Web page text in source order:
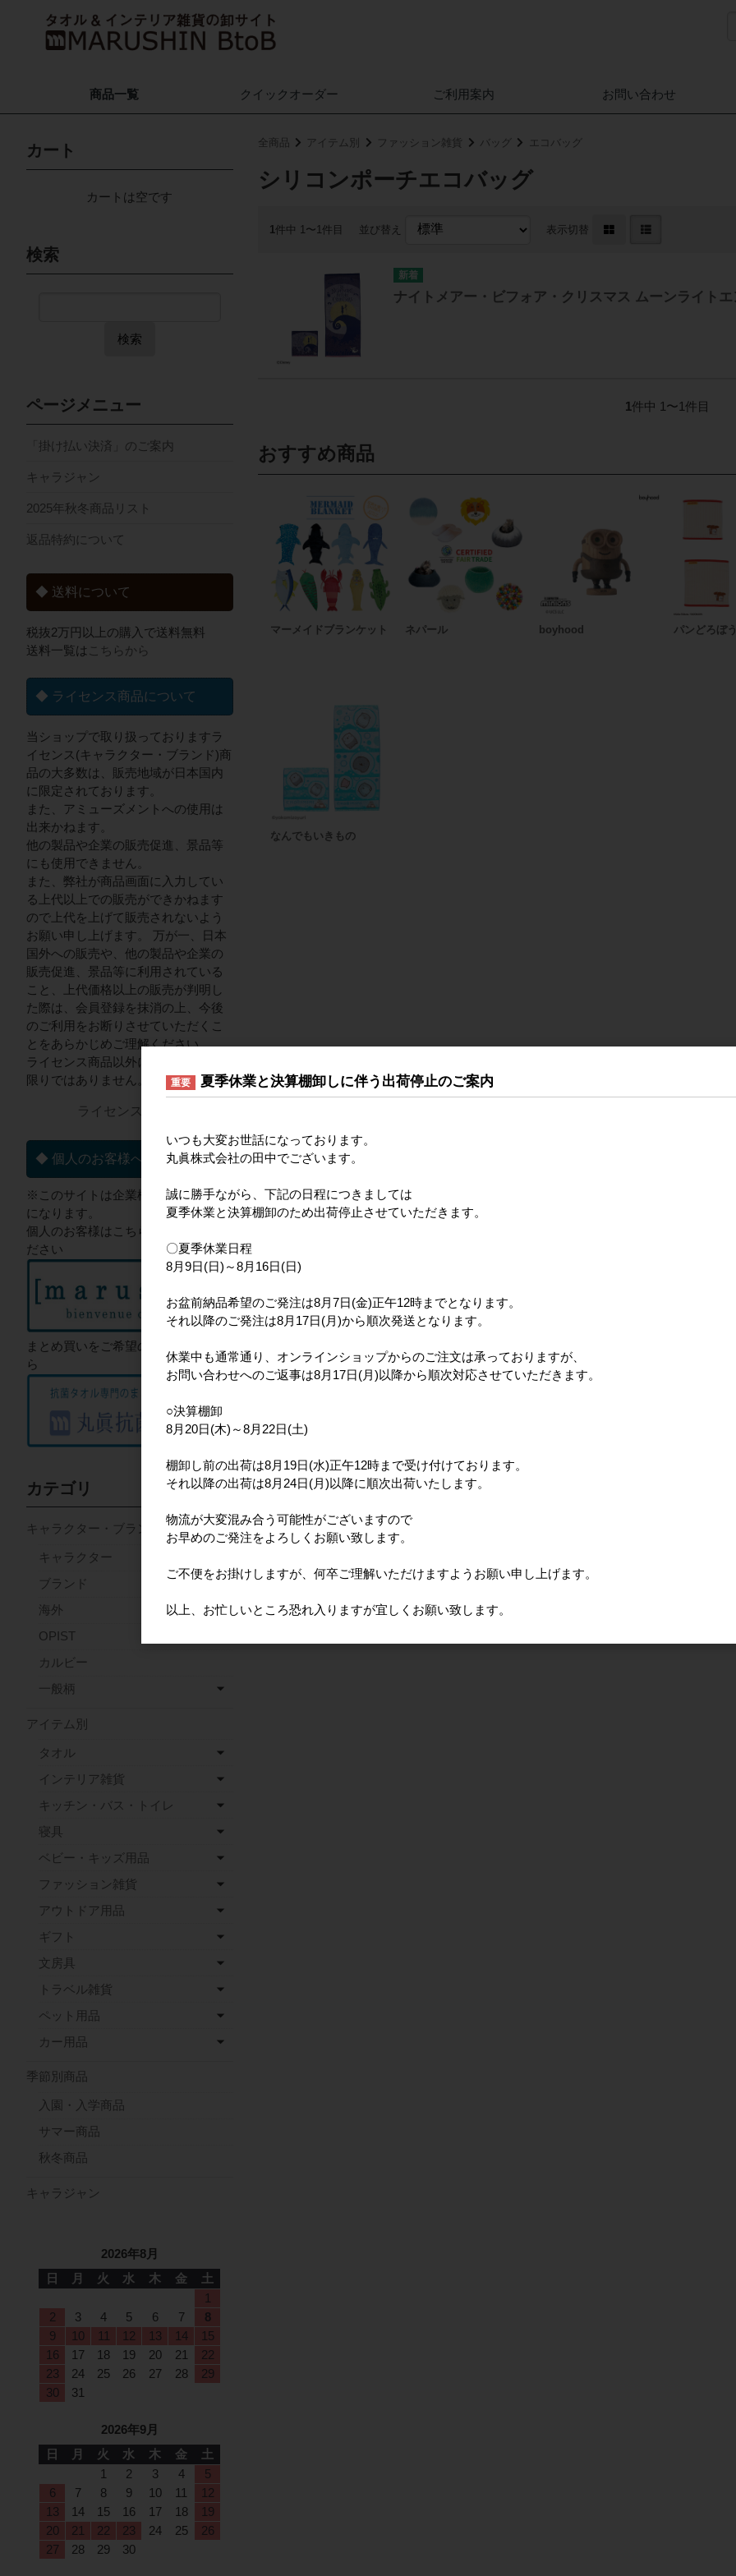
商品一覧 クイック オーダー ご利用案内 お問い合わせ
全商品 アイテム別 ファッション雑貨 バッグ エコバッグ
シリコンポーチエコバッグ
1件中 1〜1件目 並び替え 表示切替
ナイトメアー・ビフォア・クリスマス ムーンライト
1件中 1〜1件目
おすすめ商品
マーメイドブランケット ネパール boyhood パンどろぼう
なんでもいきもの
カート
カートは空です
検索
検索
ページメニュー
「掛け払い決済」のご案内
キャラジャン
2025年秋冬商品リスト
返品特約について
◆ 送料について
税抜2万円以上の購入で送料無料
送料一覧は こちらから
◆ ライセンス商品について
当ショップで取り扱っておりますラ
イセンス(キャラクター・ブランド)商
品の大多数は、販売地域が日本国内
に限定されております。
また、アミューズメントへの使用は
出来かねます。
他の製品や企業の販売促進、景品等
にも使用できません。
また、弊社が商品画面に入力してい
る上代以上での販売ができかねます
ので上代を上げて販売されないよう
お願い申し上げます。 万が一、日本
国外への販売や、他の製品や企業の
販売促進、景品等に利用されている
こと、上代価格以上の販売が判明し
た際は、会員登録を抹消の上、今後
のご利用をお断りさせていただくこ
とをあらかじめご理解ください。
ライセンス商品以外についてはこの
限りではありません。
ライセンス一覧▼
◆ 個人のお客様へ
※このサイトは企業様向けのサイト
になります。
個人のお客様はこちらからご確認く
ださい
まとめ買いをご希望のお客様はこち
ら
カテゴリ
キャラクター・ブランド
キャラクター
ブランド
海外
OPIST
カルビー
一般柄
アイテム別
タオル
インテリア雑貨
キッチン・バス・トイレ
寝具
ベビー・キッズ用品
ファッション雑貨
アウトドア用品
ギフト
文房具
トラベル雑貨
ペット用品
カー用品
季節別商品
入園・入学商品
サマー商品
秋冬商品
キャラジャン
2026年8月
日
月 火 水 木 金
土
1
2
3 4 5 6 7
8
9
10 11 12 13 14
15
16
17 18 19 20 21
22
23
24 25 26 27 28
29
30
31
2026年9月
日
月 火 水 木 金
土
1
2 3 4
5
6
7 8 9 10 11
12
13
14 15 16 17 18
19
20
21 22 23 24 25
26
27
28 29 30
重要 夏季休業と決算棚卸しに伴う出荷停止のご案内
いつも大変お世話になっております。
丸眞株式会社の田中でございます。
誠に勝手ながら、下記の日程につきましては
夏季休業と決算棚卸のため出荷停止させていただきます。
〇夏季休業日程
8月9日(日)～8月16日(日)
お盆前納品希望のご発注は8月7日(金)正午12時までとなります。
それ以降のご発注は8月17日(月)から順次発送となります。
休業中も通常通り、オンラインショップからのご注文は承っておりますが、
お問い合わせへのご返事は8月17日(月)以降から順次対応させていただきます。
○決算棚卸
8月20日(木)～8月22日(土)
棚卸し前の出荷は8月19日(水)正午12時まで受け付けております。
それ以降の出荷は8月24日(月)以降に順次出荷いたします。
物流が大変混み合う可能性がございますので
お早めのご発注をよろしくお願い致します。
ご不便をお掛けしますが、何卒ご理解いただけますようお願い申し上げます。
以上、お忙しいところ恐れ入りますが宜しくお願い致します。